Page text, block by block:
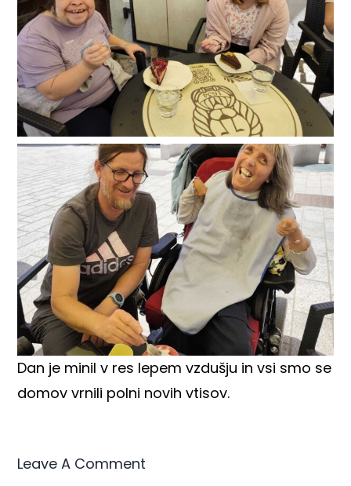
Dan je minil v res lepem vzdušju in vsi smo se
domov vrnili polni novih vtisov.
Leave A Comment